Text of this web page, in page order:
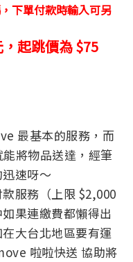
下單付款時輸入可另
，起跳價為 $75
最基本的服務，而
將物品送達，經筆
速呀～
服務（上限 $2,000
果連繳費都懶得出
大台北地區要有運
啦啦快送 協助將